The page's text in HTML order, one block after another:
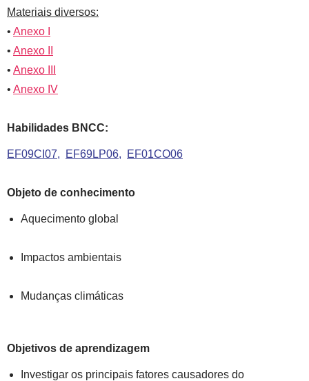
Materiais diversos:
• Anexo I
• Anexo II
• Anexo III
• Anexo IV
Habilidades BNCC:
EF09CI07 EF69LP06 EF01CO06
Objeto de conhecimento
Aquecimento global
Impactos ambientais
Mudanças climáticas
Objetivos de aprendizagem
Investigar os principais fatores causadores do